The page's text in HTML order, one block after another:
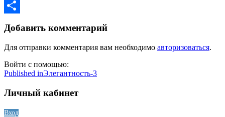
WhatsApp
Добавить комментарий
Для отправки комментария вам необходимо авторизоваться.
Войти с помощью:
Навигация
по
Published inЭлегантность-3
Личный кабинет
Вход